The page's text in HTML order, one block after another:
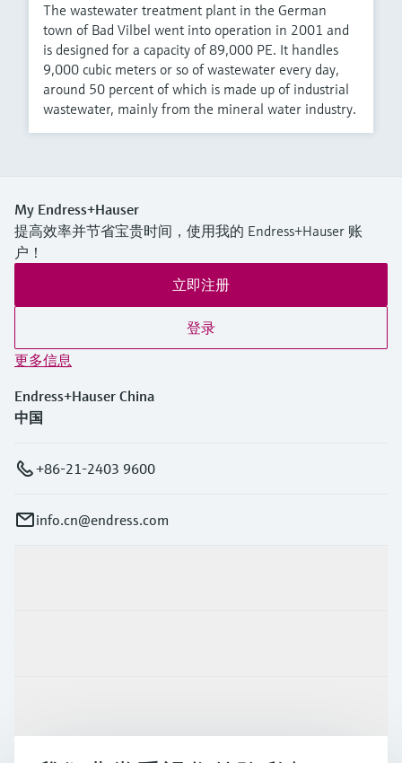
The wastewater treatment plant in the German
town of Bad Vilbel went into operation in 2001 and
is designed for a capacity of 89,000 PE. It handles
9,000 cubic meters or so of wastewater every day,
around 50 percent of which is made up of industrial
wastewater, mainly from the mineral water industry.
My Endress+Hauser
提高效率并节省宝贵时间，使用我的 Endress+Hauser 账
户！
立即注册
登录
更多信息
Endress+Hauser China
中国
+86-21-2403 9600
info.cn@endress.com